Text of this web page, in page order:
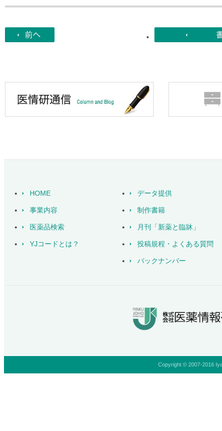
HOME
事業内容
医薬品検索
YJコードとは？
データ提供
制作書籍
月刊「新薬と臨牀」
投稿規程・よくある質問
バックナンバー
Copyright © 2007-2016